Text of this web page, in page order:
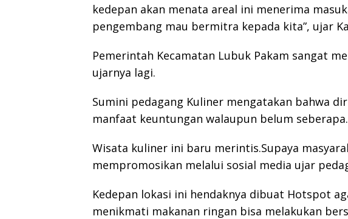
kedepan akan menata areal ini menerima
pengembang mau bermitra kepada kita”, ujar
Pemerintah Kecamatan Lubuk Pakam sangat
ujarnya lagi.
Sumini pedagang Kuliner mengatakan bahwa
manfaat keuntungan walaupun belum seberapa.
Wisata kuliner ini baru merintis.Supaya
mempromosikan melalui sosial media ujar
Kedepan lokasi ini hendaknya dibuat Hotspot
menikmati makanan ringan bisa melakukan